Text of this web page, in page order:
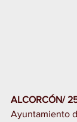
ALCORCÓN/
Ayuntamiento